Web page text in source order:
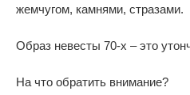
жемчугом, камнями, стразами.
Образ невесты 70-х – это
На что обратить внимание?